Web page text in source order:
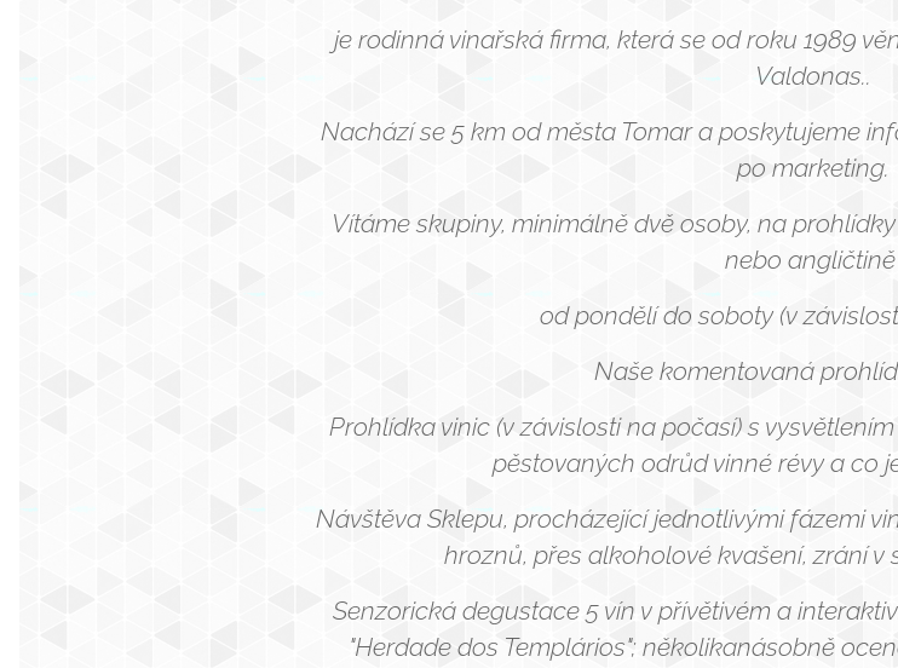
je rodinná vinařská firma, která se od roku 1989
Valdonas..
Nachází se 5 km od města Tomar a poskytujeme
po marketing.
Vítáme skupiny, minimálně dvě osoby, na
nebo angličtině
od pondělí do soboty (v
Naše komentovaná
Prohlídka vinic (v závislosti na počasí) s
pěstovaných odrůd vinné révy a co
Návštěva Sklepu, procházející jednotlivými fázemi
hroznů, přes alkoholové kvašení, zrání v
Senzorická degustace 5 vín v přívětivém a
"Herdade dos Templários"; několikanásobně